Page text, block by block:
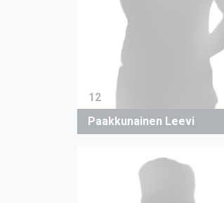
12
Paakkunainen Leevi